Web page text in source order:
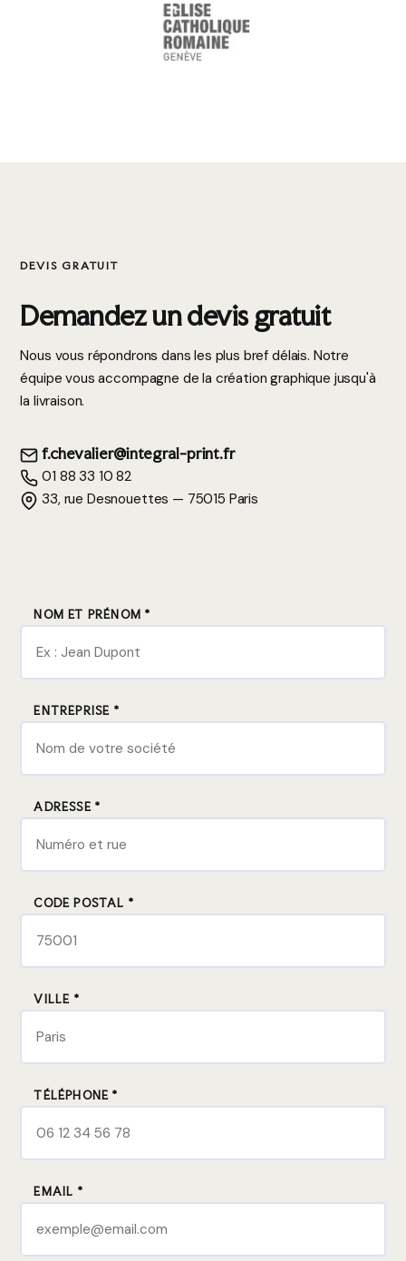
DEVIS GRATUIT
Demandez un devis gratuit
Nous vous répondrons dans les plus bref délais. Notre
équipe vous accompagne de la création graphique jusqu'à
la livraison.
f.chevalier@integral-print.fr
01 88 33 10 82
33, rue Desnouettes — 75015 Paris
NOM ET PRÉNOM *
ENTREPRISE *
ADRESSE *
CODE POSTAL *
VILLE *
TÉLÉPHONE *
EMAIL *